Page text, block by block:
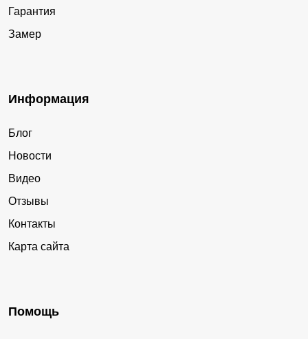
Гарантия
Замер
Информация
Блог
Новости
Видео
Отзывы
Контакты
Карта сайта
Помощь